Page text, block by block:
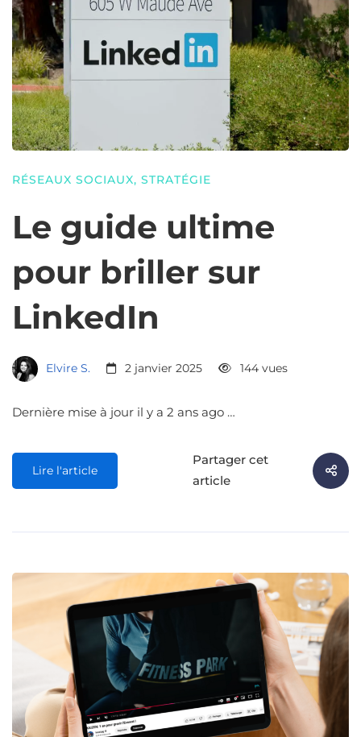
RÉSEAUX SOCIAUX, STRATÉGIE
Le guide ultime
pour briller sur
LinkedIn
Elvire S. 2 janvier 2025 144 vues
Dernière mise à jour il y a 2 ans ago …
Lire l'article
Partager cet
article